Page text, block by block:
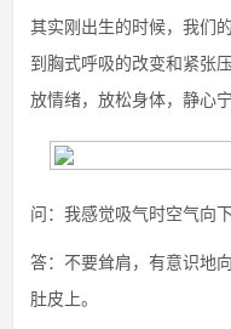
其实刚出生的时候，我们
到胸式呼吸的改变和紧张
放情绪，放松身体，静心宁
问：我感觉吸气时空气向
答：不要耸肩，有意识地
肚皮上。